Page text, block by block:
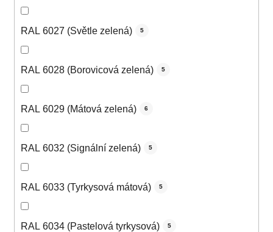
RAL 6027 (Světle zelená) 5
RAL 6028 (Borovicová zelená) 5
RAL 6029 (Mátová zelená) 6
RAL 6032 (Signální zelená) 5
RAL 6033 (Tyrkysová mátová) 5
RAL 6034 (Pastelová tyrkysová) 5